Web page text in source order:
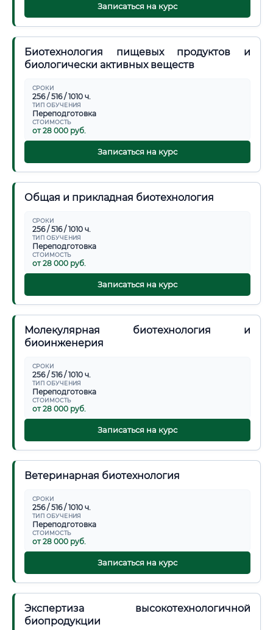
Записаться на курс
Биотехнология пищевых продуктов и
биологически активных веществ
СРОКИ
256 / 516 / 1010 ч.
ТИП ОБУЧЕНИЯ
Переподготовка
СТОИМОСТЬ
от 28 000 руб.
Записаться на курс
Общая и прикладная биотехнология
СРОКИ
256 / 516 / 1010 ч.
ТИП ОБУЧЕНИЯ
Переподготовка
СТОИМОСТЬ
от 28 000 руб.
Записаться на курс
Молекулярная биотехнология и
биоинженерия
СРОКИ
256 / 516 / 1010 ч.
ТИП ОБУЧЕНИЯ
Переподготовка
СТОИМОСТЬ
от 28 000 руб.
Записаться на курс
Ветеринарная биотехнология
СРОКИ
256 / 516 / 1010 ч.
ТИП ОБУЧЕНИЯ
Переподготовка
СТОИМОСТЬ
от 28 000 руб.
Записаться на курс
Экспертиза высокотехнологичной
биопродукции